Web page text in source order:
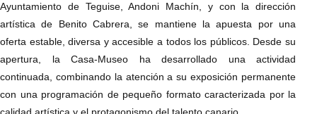
Ayuntamiento de Teguise, Andoni Machín, y con la dirección
artística de Benito Cabrera, se mantiene la apuesta por una
oferta estable, diversa y accesible a todos los públicos. Desde su
apertura, la Casa-Museo ha desarrollado una actividad
continuada, combinando la atención a su exposición permanente
con una programación de pequeño formato caracterizada por la